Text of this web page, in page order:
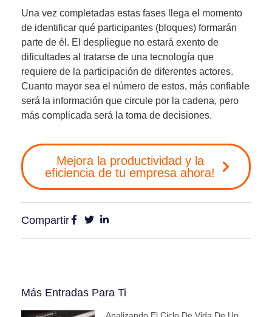
Una vez completadas estas fases llega el momento
de identificar qué participantes (bloques) formarán
parte de él . El despliegue no estará exento de
dificultades al tratarse de una tecnología que
requiere de la participación de diferentes actores.
Cuanto mayor sea el número de estos, más confiable
será la información que circule por la cadena, pero
más complicada será la toma de decisiones.
Mejora la productividad y la
eficiencia de tu empresa ahora!
Compartir
Más Entradas Para Ti